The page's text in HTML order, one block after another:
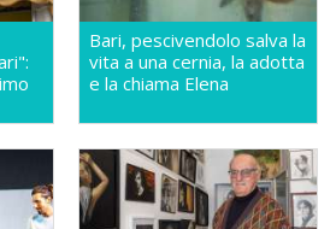
Bari, pescivendolo salva la
vita a una cernia, la adotta
e la chiama Elena